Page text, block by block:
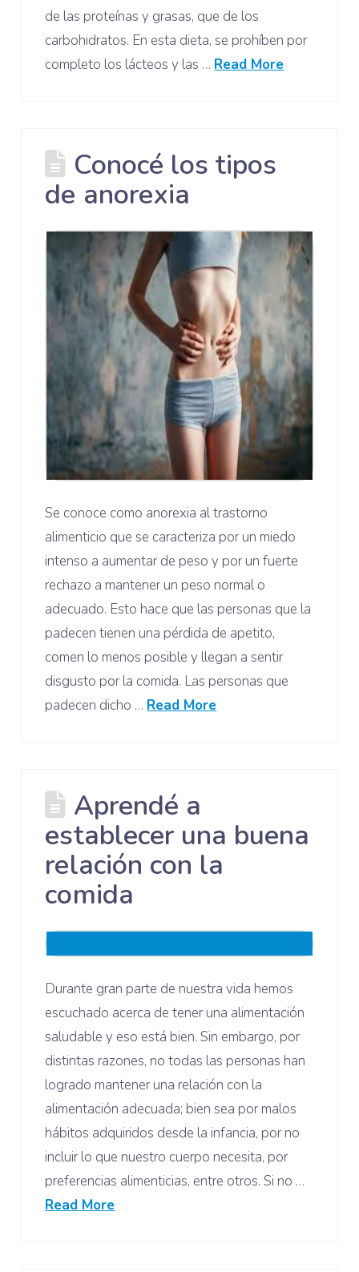
de las proteínas y grasas, que de los
carbohidratos. En esta dieta, se prohíben por
completo los lácteos y las … Read More
Conocé los tipos
de anorexia
Se conoce como anorexia al trastorno
alimenticio que se caracteriza por un miedo
intenso a aumentar de peso y por un fuerte
rechazo a mantener un peso normal o
adecuado. Esto hace que las personas que la
padecen tienen una pérdida de apetito,
comen lo menos posible y llegan a sentir
disgusto por la comida. Las personas que
padecen dicho … Read More
Aprendé a
establecer una buena
relación con la
comida
Durante gran parte de nuestra vida hemos
escuchado acerca de tener una alimentación
saludable y eso está bien. Sin embargo, por
distintas razones, no todas las personas han
logrado mantener una relación con la
alimentación adecuada; bien sea por malos
hábitos adquiridos desde la infancia, por no
incluir lo que nuestro cuerpo necesita, por
preferencias alimenticias, entre otros. Si no …
Read More